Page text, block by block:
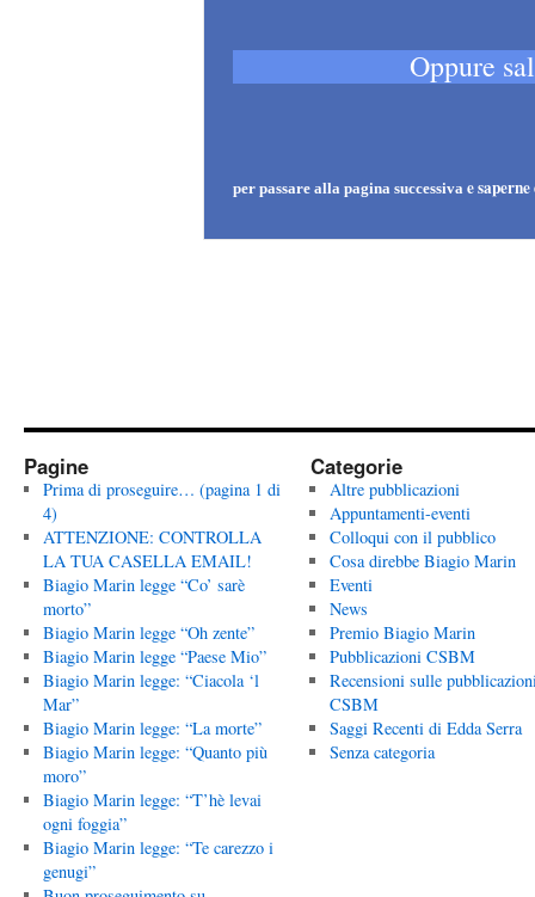
Oppure
per passare alla pagina successiva e
Pagine
Prima di proseguire… (pagina 1 di
4)
ATTENZIONE: CONTROLLA
LA TUA CASELLA EMAIL!
Biagio Marin legge “Co’ sarè
morto”
Biagio Marin legge “Oh zente”
Biagio Marin legge “Paese Mio”
Biagio Marin legge: “Ciacola ‘l
Mar”
Biagio Marin legge: “La morte”
Biagio Marin legge: “Quanto più
moro”
Biagio Marin legge: “T’hè levai
ogni foggia”
Biagio Marin legge: “Te carezzo i
genugi”
Categorie
Altre pubblicazioni
Appuntamenti-eventi
Colloqui con il pubblico
Cosa direbbe Biagio Marin
Eventi
News
Premio Biagio Marin
Pubblicazioni CSBM
Recensioni sulle
CSBM
Saggi Recenti di Edda Serra
Senza categoria